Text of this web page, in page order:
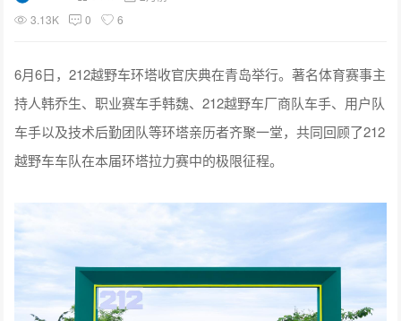
3.13K
0 6
6月6日，212越野车环塔收官庆典在青岛举行。著名体育赛事主
持人韩乔生、职业赛车手韩魏、212越野车厂商队车手、用户队
车手以及技术后勤团队等环塔亲历者齐聚一堂，共同回顾了212
越野车车队在本届环塔拉力赛中的极限征程。